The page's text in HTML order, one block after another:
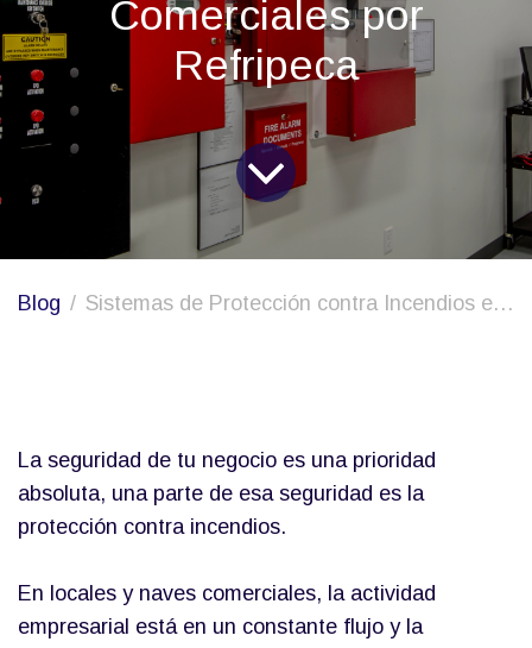
Comerciales por
Refripeca
Blog Sistemas de Protección contra Incendios en Locales y Naves Comerciales por Refripeca
La seguridad de tu negocio es una prioridad
absoluta, una parte de esa seguridad es la
protección contra incendios.
En locales y naves comerciales, la actividad
empresarial está en un constante flujo y la